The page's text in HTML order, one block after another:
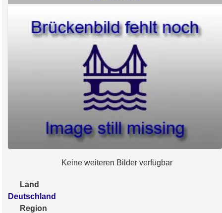
Keine weiteren Bilder verfügbar
Land
Deutschland
Region